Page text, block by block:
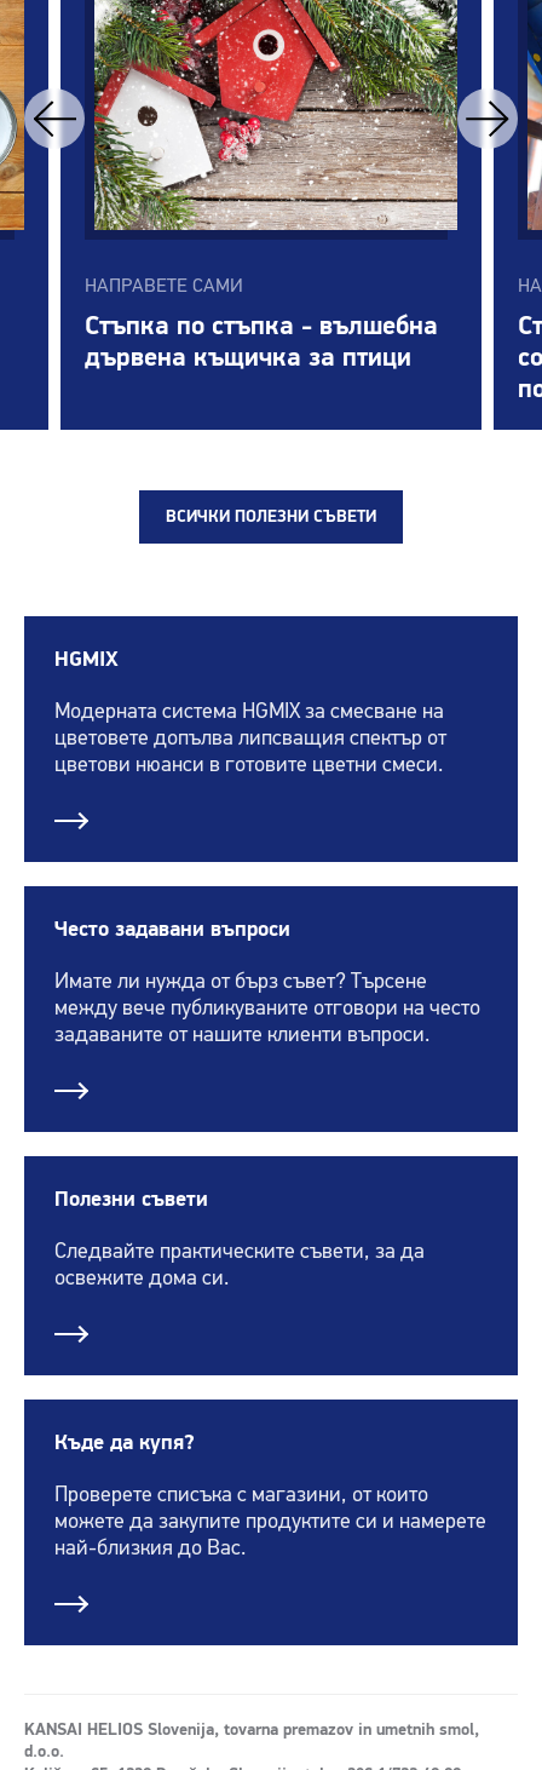
НАПРАВЕТЕ САМИ
Стъпка по стъпка - вълшебна
дървена къщичка за птици
ВСИЧКИ ПОЛЕЗНИ СЪВЕТИ
HGMIX
Модерната система HGMIX за смесване на
цветовете допълва липсващия спектър от
цветови нюанси в готовите цветни смеси.
Често задавани въпроси
Имате ли нужда от бърз съвет? Търсене
между вече публикуваните отговори на често
задаваните от нашите клиенти въпроси.
Полезни съвети
Следвайте практическите съвети, за да
освежите дома си.
Къде да купя?
Проверете списъка с магазини, от които
можете да закупите продуктите си и намерете
най-близкия до Вас.
KANSAI HELIOS Slovenija, tovarna premazov in umetnih smol,
d.o.o.